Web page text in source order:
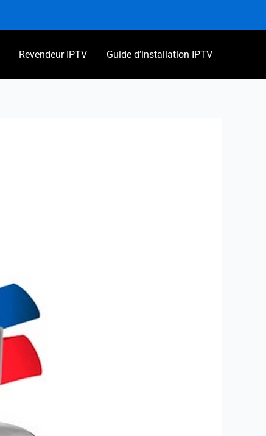
Revendeur IPTV Guide d’installation IPTV